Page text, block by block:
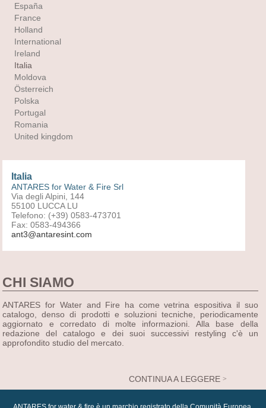
España
France
Holland
International
Ireland
Italia
Moldova
Österreich
Polska
Portugal
Romania
United kingdom
Italia
ANTARES for Water & Fire Srl
Via degli Alpini, 144
55100 LUCCA LU
Telefono: (+39) 0583-473701
Fax: 0583-494366
ant3@antaresint.com
CHI SIAMO
ANTARES for Water and Fire ha come vetrina espositiva il suo
catalogo, denso di prodotti e soluzioni tecniche, periodicamente
aggiornato e corredato di molte informazioni. Alla base della
redazione del catalogo e dei suoi successivi restyling c'è un
approfondito studio del mercato.
CONTINUA A LEGGERE